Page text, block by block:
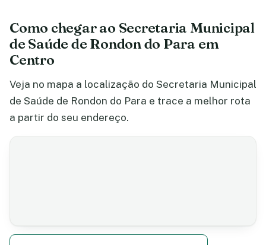
Como chegar ao Secretaria Municipal
de Saúde de Rondon do Para em
Centro
Veja no mapa a localização do Secretaria Municipal
de Saúde de Rondon do Para e trace a melhor rota
a partir do seu endereço.